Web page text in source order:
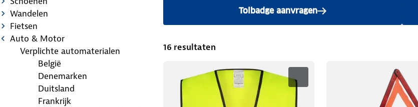
Wandelen
Fietsen
Auto & Motor
Verplichte automaterialen
België
Denemarken
Duitsland
Frankrijk
Tolbadge aanvragen
16 resultaten